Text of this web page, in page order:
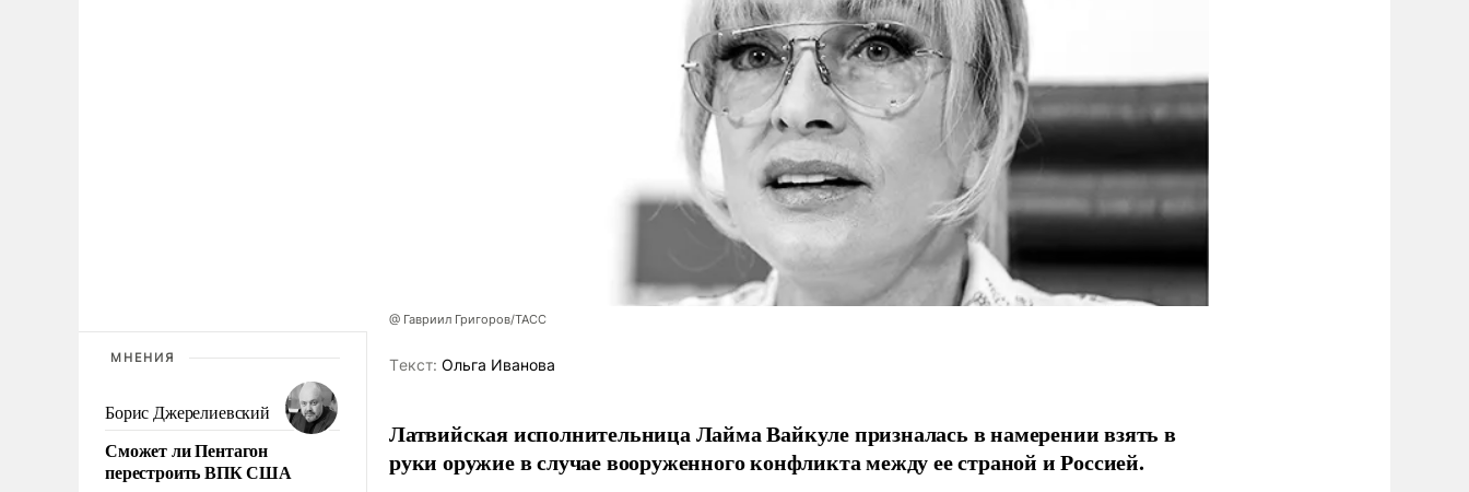
МНЕНИЯ
Борис Джерелиевский
Сможет ли Пентагон
перестроить ВПК США
@ Гавриил Григоров/ТАСС
Tекст: Ольга Иванова
Латвийская исполнительница Лайма Вайкуле призналась в намерении взять в
руки оружие в случае вооруженного конфликта между ее страной и Россией.